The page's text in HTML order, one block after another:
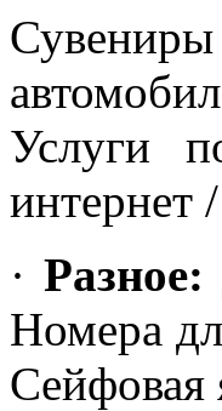
Услуги
интернет
· Разное:
Номера
Сейфовая